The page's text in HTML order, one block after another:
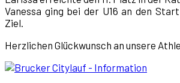
Vanessa ging bei der U16 an den
Ziel.
Herzlichen Glückwunsch an unsere